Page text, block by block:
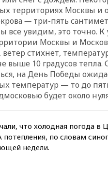
территориях Москвы и
— три-пять
все увидим, это точно.
Москвы и
стихнет,
выше 10 градусов тепла.
на День Победы
температур — то до
будет около
что холодная погода в
по словам
недели.